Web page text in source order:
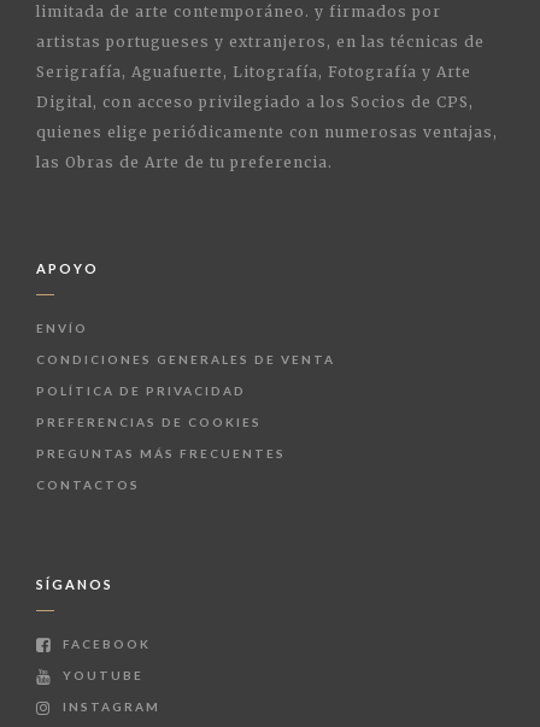
limitada de arte contemporáneo. y firmados por
artistas portugueses y extranjeros, en las técnicas de
Serigrafía, Aguafuerte, Litografía, Fotografía y Arte
Digital, con acceso privilegiado a los Socios de CPS,
quienes elige periódicamente con numerosas ventajas,
las Obras de Arte de tu preferencia.
APOYO
ENVÍO
CONDICIONES GENERALES DE VENTA
POLÍTICA DE PRIVACIDAD
PREFERENCIAS DE COOKIES
PREGUNTAS MÁS FRECUENTES
CONTACTOS
SÍGANOS
FACEBOOK
YOUTUBE
INSTAGRAM